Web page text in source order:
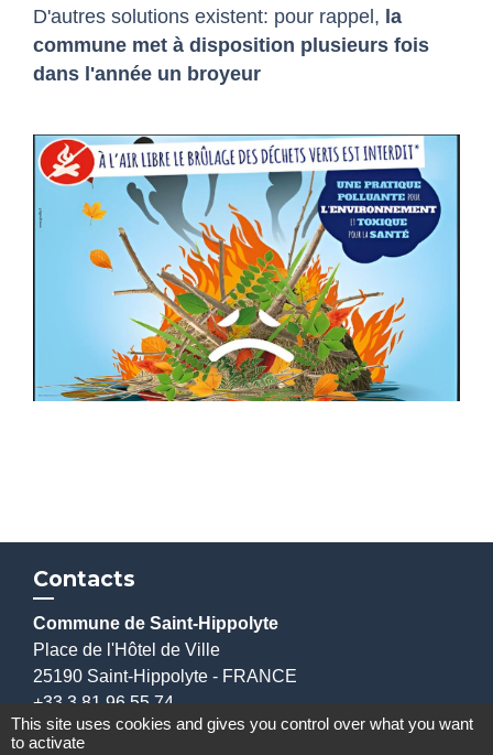
D'autres solutions existent: pour rappel, la
commune met à disposition plusieurs fois
dans l'année un broyeur
Contacts
Commune de Saint-Hippolyte
Place de l'Hôtel de Ville
25190 Saint-Hippolyte - FRANCE
+33 3 81 96 55 74
Nous contacter par formulaire
This site uses cookies and gives you control over what you want
to activate